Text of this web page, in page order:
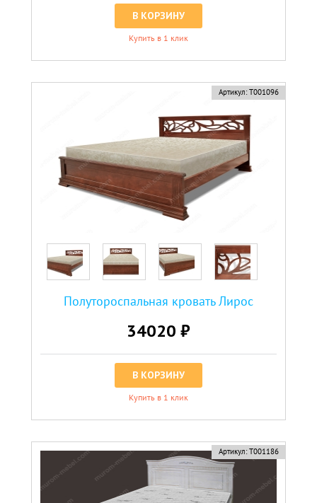
В КОРЗИНУ
Купить в 1 клик
Артикул: Т001096
Полутороспальная кровать Лирос
34020 ₽
В КОРЗИНУ
Купить в 1 клик
Артикул: Т001186